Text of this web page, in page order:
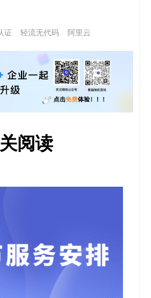
证 轻流无代码 阿里云
阅读